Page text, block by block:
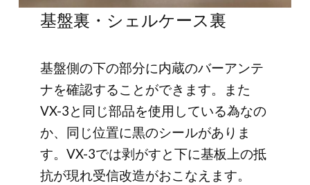
基盤裏・シェルケース裏
基盤側の下の部分に内蔵のバーアンテ
ナを確認することができます。また
VX-3と同じ部品を使用している為なの
か、同じ位置に黒のシールがありま
す。VX-3では剥がすと下に基板上の抵
抗が現れ受信改造がおこなえます。